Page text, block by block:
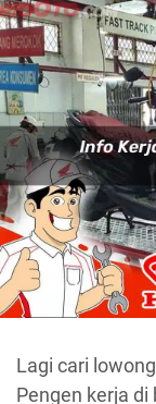
Lagi cari
Pengen kerja di